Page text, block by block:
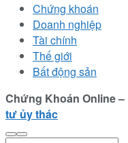
Chứng khoán
Doanh nghiệp
Tài chính
Thế giới
Bất động sản
Chứng Khoán Online
tư ủy thác